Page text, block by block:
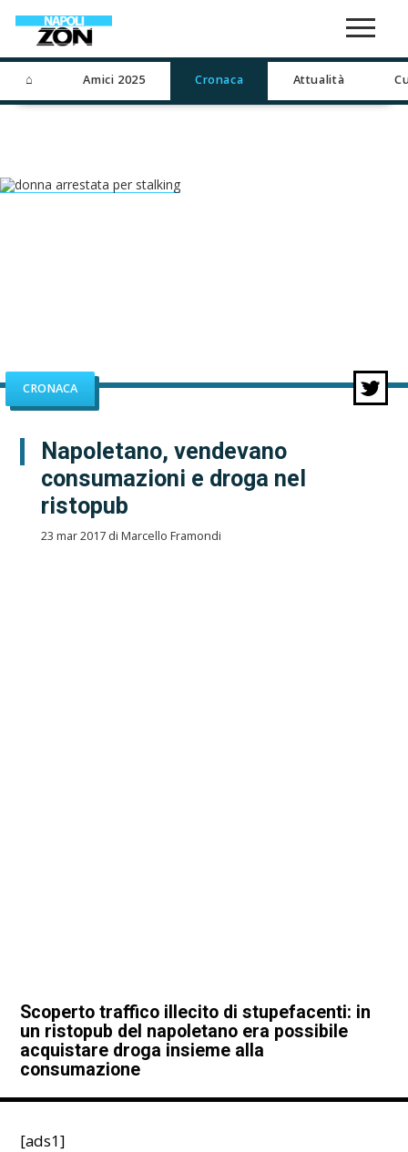
⌂ Amici 2025 Cronaca Attualità
CRONACA
Napoletano, vendevano
consumazioni e droga nel
ristopub
23 mar 2017 di Marcello Framondi
Scoperto traffico illecito di stupefacenti: in
un ristopub del napoletano era possibile
acquistare droga insieme alla
consumazione
[ads1]